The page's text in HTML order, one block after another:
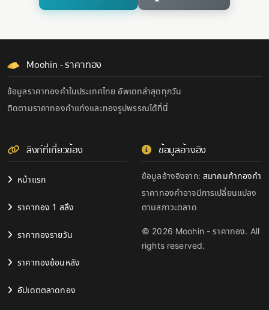
Moohin - ราคาทอง
ข้อมูลราคาทองคำในประเทศไทย อัพเดทล่าสุดทุกวัน
ติดตามราคาทองคำแท่งและทองรูปพรรณได้ที่นี่
ลิงก์ที่เกี่ยวข้อง
หน้าแรก
ราคาทอง 1 สลึง
ราคาทองรายวัน
ราคาทองย้อนหลัง
อัปเดตตลาดทอง
ข้อมูลอ้างอิง
ข้อมูลอ้างอิงจาก: สมาคมค้าทองคำ
ราคาทองคำอาจมีการเปลี่ยนแปลง
ตามสภาวะตลาด
© 2026 Moohin - ราคาทอง. All
rights reserved.